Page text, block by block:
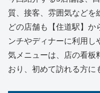
質、接客、雰囲気などを
どの店舗も【住道駅】か
ンチやディナーに利用し
気メニューは、店の看板
おり、初めて訪れる方に